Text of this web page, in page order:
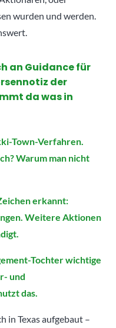
wurden und werden.
an Guidance für
der
da was in
Town-Verfahren.
Warum man nicht
erkannt:
Weitere Aktionen
Tochter wichtige
und
das.
in Texas aufgebaut –